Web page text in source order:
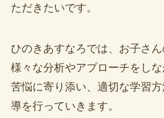
ただきたいです。
ひのきあすなろでは、お子さん
様々な分析やアプローチをし
苦悩に寄り添い、適切な学習
導を行っていきます。